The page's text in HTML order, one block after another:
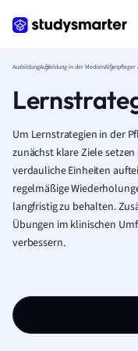
AusbildungAusbildung in der MedizinAltenpfleger
Um Lernstrategien in der
zunächst klare Ziele
verdauliche Einheiten
regelmäßige
langfristig zu behalten.
Übungen im klinischen
verbessern.